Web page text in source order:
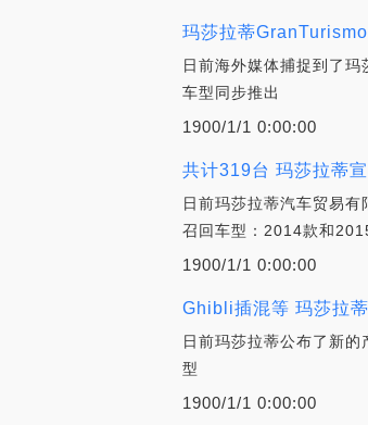
玛莎拉蒂
日前海外媒体捕捉到了
车型同步推出
1900/1/1 0:00:00
共计319台 玛莎拉蒂
日前玛莎拉蒂汽车贸易
召回车型：2014款和
1900/1/1 0:00:00
Ghibli插混等 玛莎拉
日前玛莎拉蒂公布了新
型
1900/1/1 0:00:00